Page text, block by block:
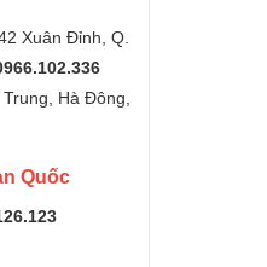
Xuân Đỉnh, Q.
Hà Đông,
Quốc